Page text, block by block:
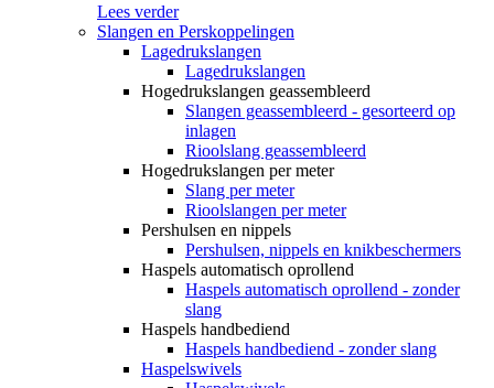
Lees verder
Slangen en Perskoppelingen
Lagedrukslangen
Lagedrukslangen
Hogedrukslangen geassembleerd
Slangen geassembleerd - gesorteerd op
inlagen
Rioolslang geassembleerd
Hogedrukslangen per meter
Slang per meter
Rioolslangen per meter
Pershulsen en nippels
Pershulsen, nippels en knikbeschermers
Haspels automatisch oprollend
Haspels automatisch oprollend - zonder
slang
Haspels handbediend
Haspels handbediend - zonder slang
Haspelswivels